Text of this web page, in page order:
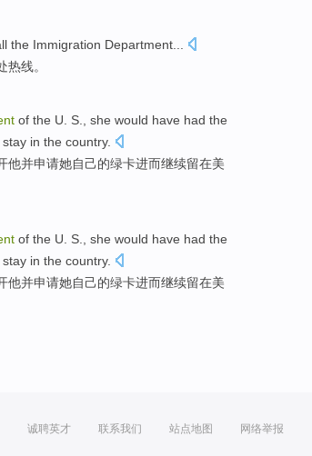
the Immigration Department...
热线。
of the U. S., she would have had the
stay in the country.
他并申请她自己的绿卡进而继续留在美
of the U. S., she would have had the
stay in the country.
他并申请她自己的绿卡进而继续留在美
诚聘英才 联系我们 站点地图 网络举报